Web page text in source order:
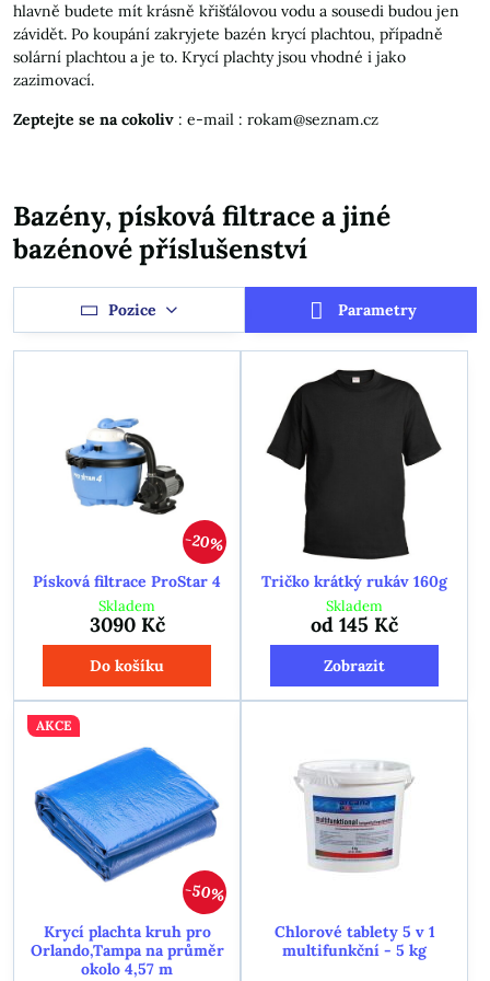
hlavně budete mít krásně křišťálovou vodu a sousedi budou jen
závidět. Po koupání zakryjete bazén krycí plachtou, případně
solární plachtou a je to. Krycí plachty jsou vhodné i jako
zazimovací.
Zeptejte se na cokoliv : e-mail : rokam@seznam.cz
Bazény, písková filtrace a jiné
bazénové příslušenství
Pozice Parametry
20%
Písková filtrace ProStar 4
Skladem
3090 Kč
Do košíku
Tričko krátký rukáv 160g
Skladem
od 145 Kč
Zobrazit
50%
AKCE
Krycí plachta kruh pro
Orlando,Tampa na průměr
okolo 4,57 m
Chlorové tablety 5 v 1
multifunkční - 5 kg